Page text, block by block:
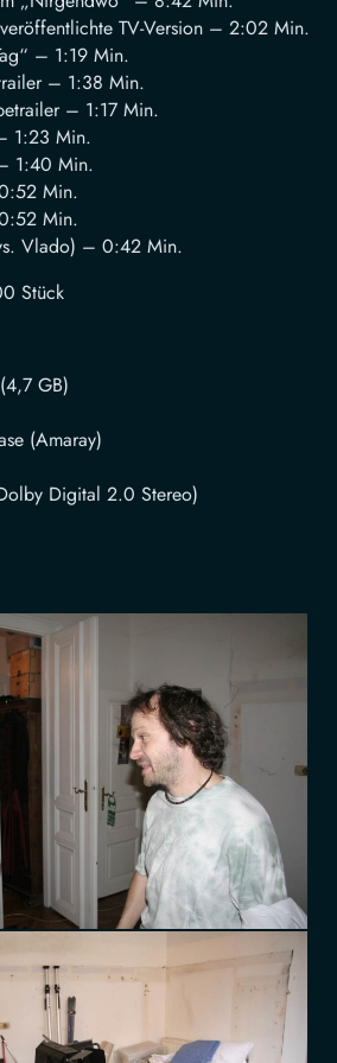
TV-Version – 2:02 Min.
– 1:19 Min.
– 1:38 Min.
– 1:17 Min.
1:23 Min.
1:40 Min.
Min.
Min.
Vlado) – 0:42 Min.
Stück
GB)
(Amaray)
Digital 2.0 Stereo)